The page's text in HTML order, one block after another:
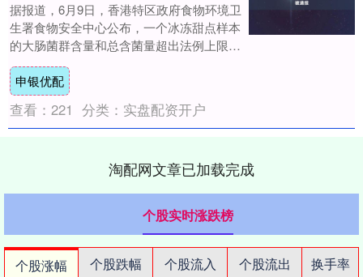
据报道，6月9日，香港特区政府食物环境卫
生署食物安全中心公布，一个冰冻甜点样本
的大肠菌群含量和总含菌量超出法例上限。
据悉，涉事店铺为沙田好运中心的蜜雪冰
城。 中....
申银优配
查看： 221 分类： 实盘配资开户
淘配网文章已加载完成
个股实时涨跌榜
个股涨幅 个股跌幅 个股流入 个股流出
换手率